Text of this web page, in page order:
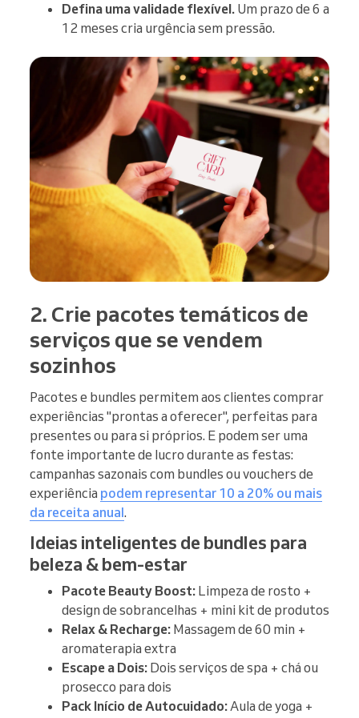
Defina uma validade flexível. Um prazo de 6 a
12 meses cria urgência sem pressão.
2. Crie pacotes temáticos de
serviços que se vendem
sozinhos
Pacotes e bundles permitem aos clientes comprar
experiências "prontas a oferecer", perfeitas para
presentes ou para si próprios. E podem ser uma
fonte importante de lucro durante as festas:
campanhas sazonais com bundles ou vouchers de
experiência podem representar 10 a 20% ou mais
da receita anual.
Ideias inteligentes de bundles para
beleza & bem-estar
Pacote Beauty Boost: Limpeza de rosto +
design de sobrancelhas + mini kit de produtos
Relax & Recharge: Massagem de 60 min +
aromaterapia extra
Escape a Dois: Dois serviços de spa + chá ou
prosecco para dois
Pack Início de Autocuidado: Aula de yoga +